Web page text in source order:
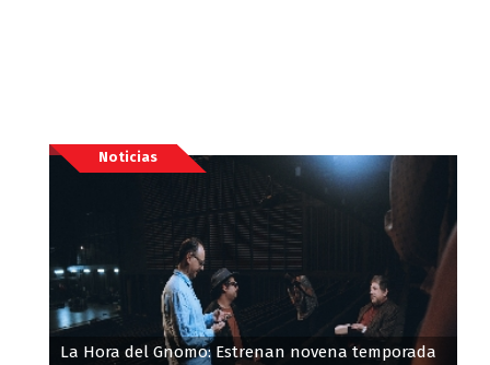
Noticias
La Hora del Gnomo: Estrenan novena temporada